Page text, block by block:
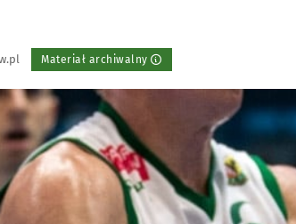
Materiał archiwalny